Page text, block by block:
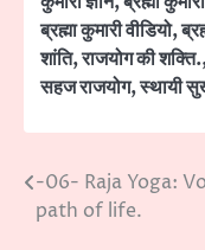
ब्रह्मा कुमारी वीडियो,
शांति,राजयोग की शक्ति.
सहज राजयोग,स्थायी
Post
navigation
-06- Raja Yoga:
path of life.